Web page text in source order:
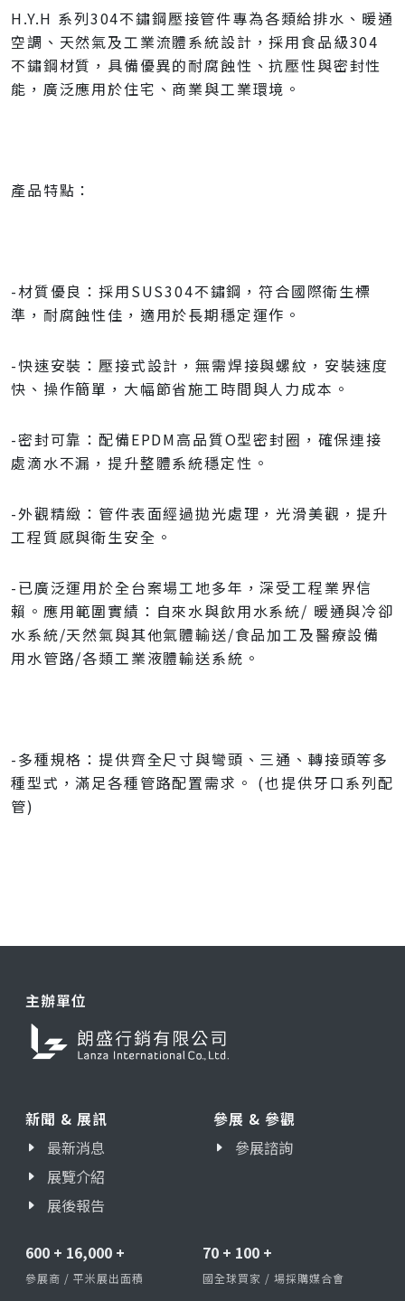
H.Y.H 系列304不鏽鋼壓接管件專為各類給排水、暖通
空調、天然氣及工業流體系統設計，採用食品級304
不鏽鋼材質，具備優異的耐腐蝕性、抗壓性與密封性
能，廣泛應用於住宅、商業與工業環境。
產品特點：
-材質優良：採用SUS304不鏽鋼，符合國際衛生標
準，耐腐蝕性佳，適用於長期穩定運作。
-快速安裝：壓接式設計，無需焊接與螺紋，安裝速度
快、操作簡單，大幅節省施工時間與人力成本。
-密封可靠：配備EPDM高品質O型密封圈，確保連接
處滴水不漏，提升整體系統穩定性。
-外觀精緻：管件表面經過拋光處理，光滑美觀，提升
工程質感與衛生安全。
-已廣泛運用於全台案場工地多年，深受工程業界信
賴。應用範圍實績：自來水與飲用水系統/ 暖通與冷卻
水系統/天然氣與其他氣體輸送/食品加工及醫療設備
用水管路/各類工業液體輸送系統。
-多種規格：提供齊全尺寸與彎頭、三通、轉接頭等多
種型式，滿足各種管路配置需求。 (也提供牙口系列配
管)
主辦單位
新聞 & 展訊
最新消息
展覽介紹
展後報告
參展 & 參觀
參展諮詢
600 + 16,000 +
參展商 / 平米展出面積
70 + 100 +
國全球買家 / 場採購媒合會